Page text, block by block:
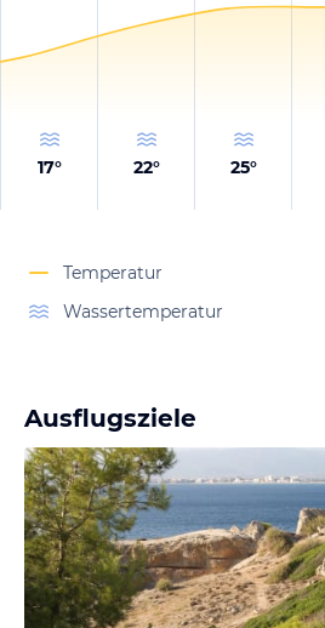
17° 22° 25°
Temperatur
Wassertemperatur
Ausflugsziele